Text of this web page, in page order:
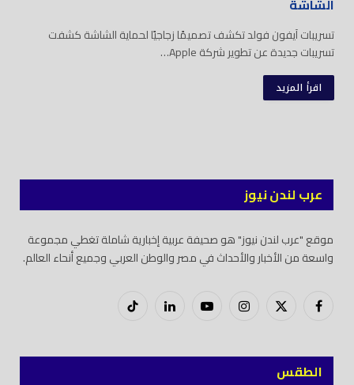
الشاشة
تسريبات آيفون فولد تكشف تصميمًا زجاجيًا لحماية الشاشة كشفت
تسريبات جديدة عن تطوير شركة Apple…
اقرأ المزيد
عرب لندن نيوز
موقع "عرب لندن نيوز" هو صحيفة عربية إخبارية شاملة تغطي مجموعة
واسعة من الأخبار والأحداث في مصر والوطن العربي وجميع أنحاء العالم.
فيسبوكX
إنستغراميوتيوب لينكدود
تيك
الطقس